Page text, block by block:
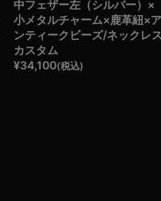
中フェザー左（シルバー）×
小メタルチャーム×鹿革紐×ア
ンティークビーズ/ネックレス
カスタム
¥34,100(税込)